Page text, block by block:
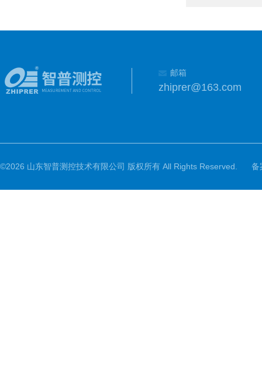
邮箱
zhiprer@163.com
©2026 山东智普测控技术有限公司 版权所有 All Rights Reserved. 备